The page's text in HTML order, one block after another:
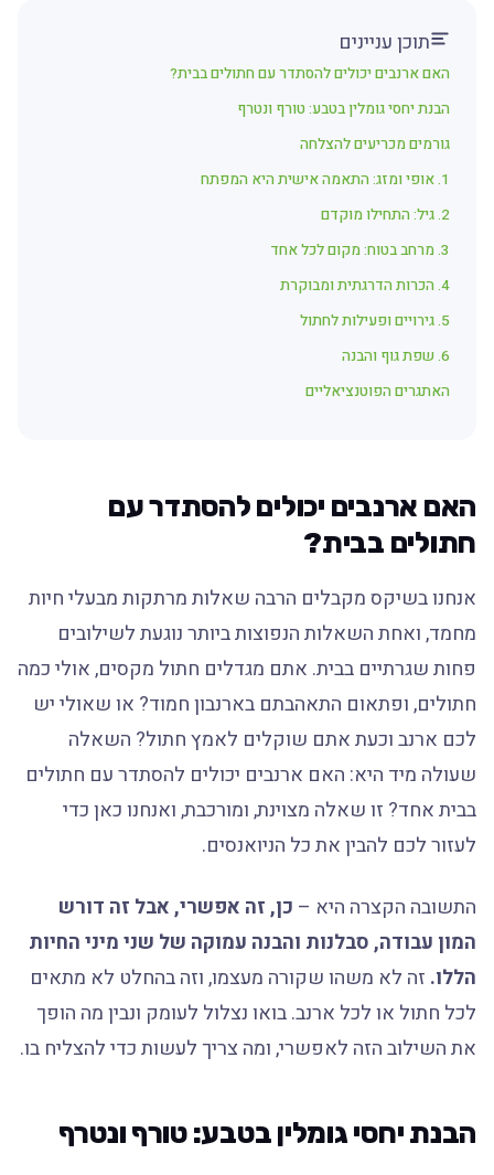
תוכן עניינים
האם ארנבים יכולים להסתדר עם חתולים בבית?
הבנת יחסי גומלין בטבע: טורף ונטרף
גורמים מכריעים להצלחה
2. גיל: התחילו מוקדם
4. הכרות הדרגתית ומבוקרת
האתגרים הפוטנציאליים
האם ארנבים יכולים להסתדר עם
חתולים בבית?
אנחנו בשיקס מקבלים הרבה שאלות מרתקות מבעלי חיות
מחמד, ואחת השאלות הנפוצות ביותר נוגעת לשילובים
פחות שגרתיים בבית. אתם מגדלים חתול מקסים, אולי כמה
חתולים, ופתאום התאהבתם בארנבון חמוד? או שאולי יש
לכם ארנב וכעת אתם שוקלים לאמץ חתול? השאלה
שעולה מיד היא: האם ארנבים יכולים להסתדר עם חתולים
בבית אחד? זו שאלה מצוינת, ומורכבת, ואנחנו כאן כדי
לעזור לכם להבין את כל הניואנסים.
התשובה הקצרה היא –כן, זה אפשרי, אבל זה דורש
המון עבודה, סבלנות והבנה עמוקה של שני מיני החיות
הללו.זה לא משהו שקורה מעצמו, וזה בהחלט לא מתאים
לכל חתול או לכל ארנב. בואו נצלול לעומק ונבין מה הופך
את השילוב הזה לאפשרי, ומה צריך לעשות כדי להצליח בו.
הבנת יחסי גומלין בטבע: טורף ונטרף